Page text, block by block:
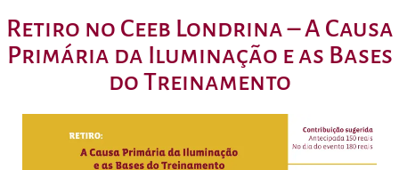
Retiro no Ceeb Londrina – A Causa
Primária da Iluminação e as Bases
do Treinamento